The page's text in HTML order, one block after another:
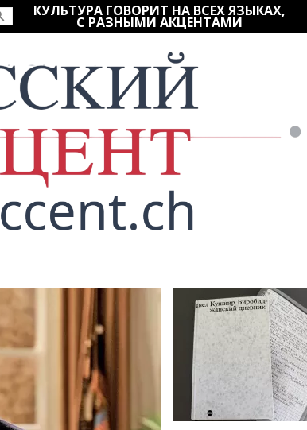
КУЛЬТУРА ГОВОРИТ НА ВСЕХ ЯЗЫКАХ,
С РАЗНЫМИ АКЦЕНТАМИ